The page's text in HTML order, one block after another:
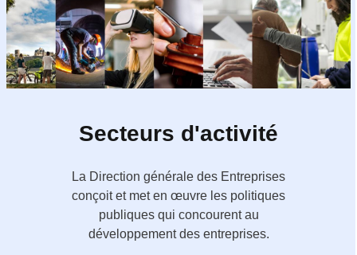
Secteurs d'activité
La Direction générale des Entreprises
conçoit et met en œuvre les politiques
publiques qui concourent au
développement des entreprises.